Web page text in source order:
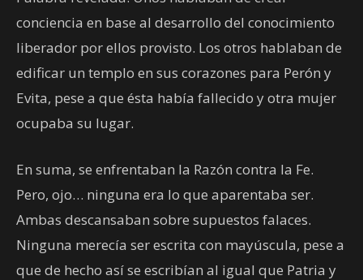
conciencia en base al desarrollo del conocimiento
liberador por ellos provisto. Los otros hablaban de
edificar un templo en sus corazones para Perón y
Evita, pese a que ésta había fallecido y otra mujer
ocupaba su lugar.
En suma, se enfrentaban la Razón contra la Fe.
Pero, ojo… ninguna era lo que aparentaba ser.
Ambas descansaban sobre supuestos falaces.
Ninguna merecía ser escrita con mayúscula, pese a
que de hecho así se escribían al igual que Patria y